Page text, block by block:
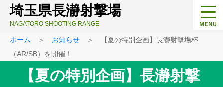
埼玉県長瀞射撃場
NAGATORO SHOOTING RANGE
ホーム ＞ お知らせ ＞ 【夏の特別企画】長瀞射撃場杯
（AR/SB）を開催！
【夏の特別企画】長瀞射撃